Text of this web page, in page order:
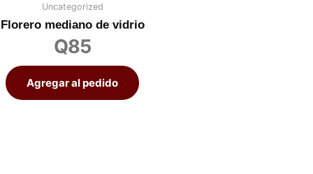
Uncategorized
Florero mediano de vidrio
Q85
Agregar al pedido